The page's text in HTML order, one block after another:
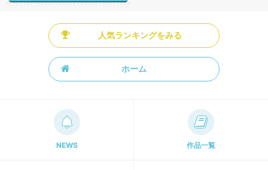
人気ランキングをみる
ホーム
NEWS 作品一覧